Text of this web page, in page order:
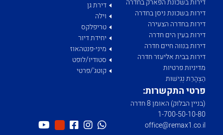
דירות בשכונת הפארק בחדרה
דירות בשכונת ניסן בחדרה
דירות בחדרה הצעירה
דירות בעין הים חדרה
דירות בנווה חיים חדרה
דירות בבית אליעזר חדרה
מדיניות פרטיות
הַצְהָרַת נְגִישׁוּת
דירת גן
וילה
טריפלקס
יחידת דיור
מיני-פנטהאוז
סטודיו/לופט
קוטג'/פרטי
פרטי התקשרות:
(בניין הבלוק) האומן 8 חדרה
1­-700­-50-­10-­80
office@remax1.co.il